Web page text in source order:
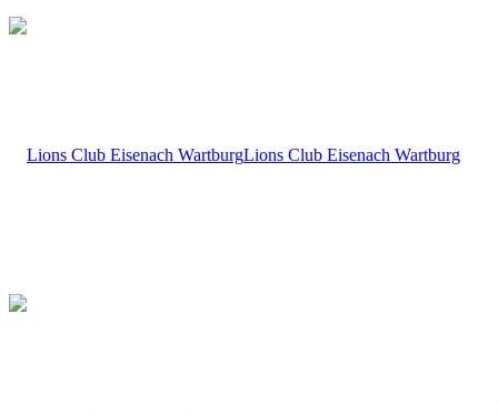
Lions Club Eisenach Wartburg